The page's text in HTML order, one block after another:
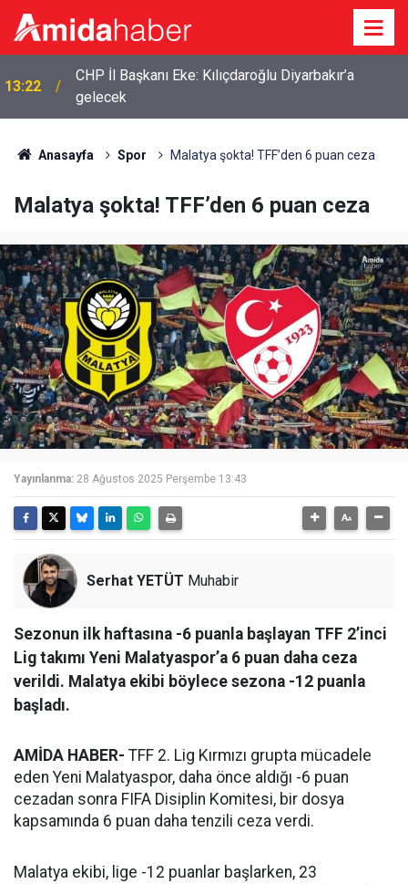
13:22
CHP İl Başkanı Eke: Kılıçdaroğlu Diyarbakır’a
gelecek
Anasayfa Spor Malatya şokta! TFF’den 6 puan ceza
Malatya şokta! TFF’den 6 puan ceza
Yayınlanma: 28 Ağustos 2025 Perşembe 13:43
Serhat YETÜT Muhabir
Sezonun ilk haftasına -6 puanla başlayan TFF 2’inci
Lig takımı Yeni Malatyaspor’a 6 puan daha ceza
verildi. Malatya ekibi böylece sezona -12 puanla
başladı.
AMİDA HABER- TFF 2. Lig Kırmızı grupta mücadele
eden Yeni Malatyaspor, daha önce aldığı -6 puan
cezadan sonra FIFA Disiplin Komitesi, bir dosya
kapsamında 6 puan daha tenzili ceza verdi.
Malatya ekibi, lige -12 puanlar başlarken, 23